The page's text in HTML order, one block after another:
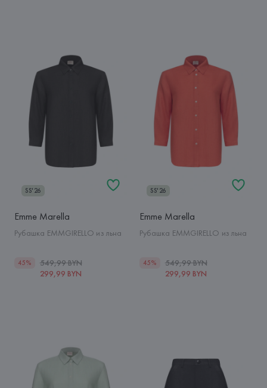
SS'26
Emme Marella
Рубашка EMMGIRELLO из льна
45%
549,99 BYN
299,99 BYN
SS'26
Emme Marella
Рубашка EMMGIRELLO из льна
45%
549,99 BYN
299,99 BYN